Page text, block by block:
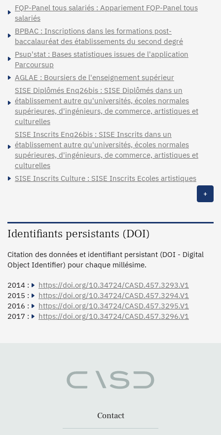
FQP-Panel tous salariés : Appariement FQP-Panel tous
salariés
BPBAC : Inscriptions dans les formations post-
baccalauréat des établissements du second degré
Psup'stat : Bases statistiques issues de l'application
Parcoursup
AGLAE : Boursiers de l'enseignement supérieur
SISE Diplômés Enq26bis : SISE Diplômés dans un
établissement autre qu'universités, écoles normales
supérieures, d'ingénieurs, de commerce, artistiques et
culturelles
SISE Inscrits Enq26bis : SISE Inscrits dans un
établissement autre qu'universités, écoles normales
supérieures, d'ingénieurs, de commerce, artistiques et
culturelles
SISE Inscrits Culture : SISE Inscrits Ecoles artistiques
+
Identifiants persistants (DOI)
Citation des données et identifiant persistant (DOI - Digital
Object Identifier) pour chaque millésime.
2014 :
https://doi.org/10.34724/CASD.457.3293.V1
2015 :
https://doi.org/10.34724/CASD.457.3294.V1
2016 :
https://doi.org/10.34724/CASD.457.3295.V1
2017 :
https://doi.org/10.34724/CASD.457.3296.V1
Contact